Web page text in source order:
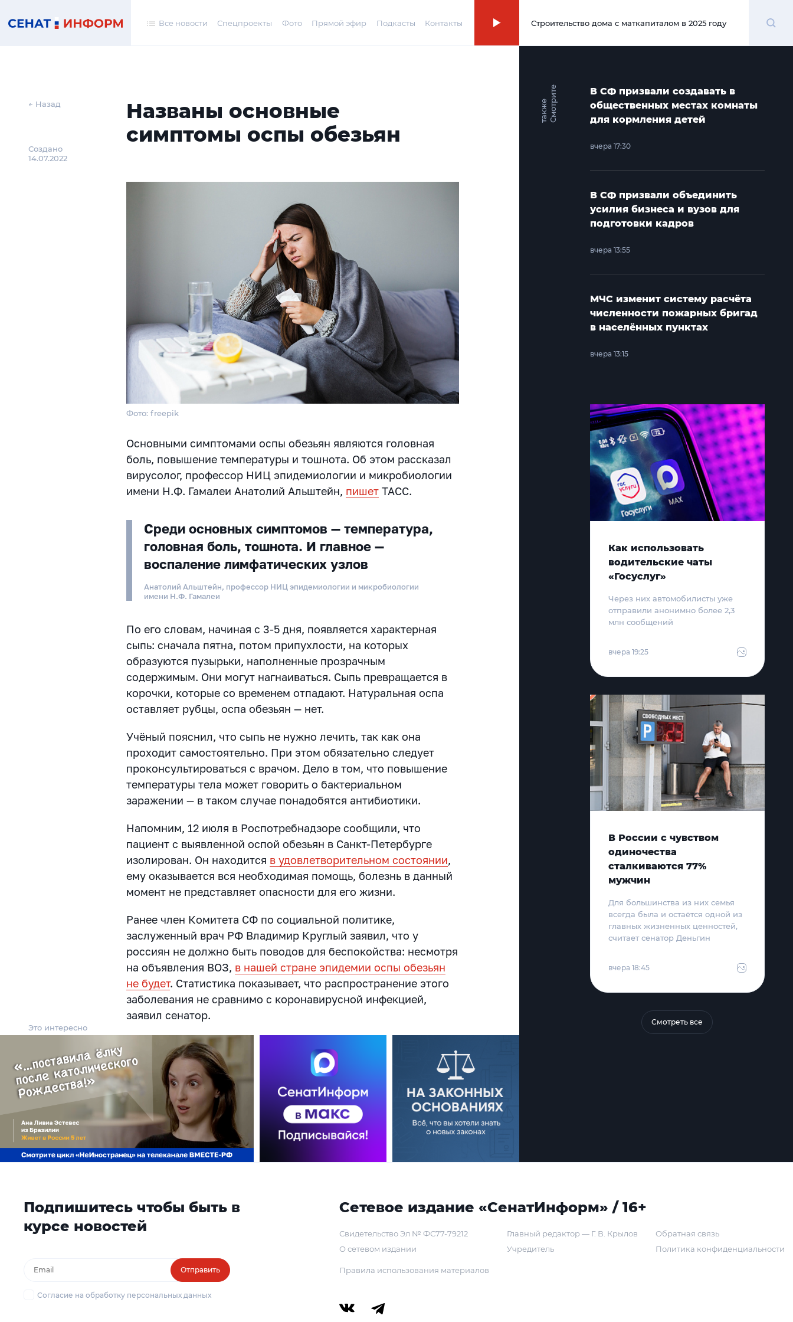
Все новости Спецпроекты Фото Прямой эфир Подкасты Контакты 00:00
Строительство дома с маткапиталом в 2025 году
← Назад
Создано
14.07.2022
Названы основные
симптомы оспы обезьян
Фото: freepik
Основными симптомами оспы обезьян являются головная
боль, повышение температуры и тошнота. Об этом рассказал
вирусолог, профессор НИЦ эпидемиологии и микробиологии
имени Н.Ф. Гамалеи Анатолий Альштейн, пишет ТАСС.
Среди основных симптомов — температура,
головная боль, тошнота. И главное —
воспаление лимфатических узлов
Анатолий Альштейн, профессор НИЦ эпидемиологии и микробиологии
имени Н.Ф. Гамалеи
По его словам, начиная с 3-5 дня, появляется характерная
сыпь: сначала пятна, потом припухлости, на которых
образуются пузырьки, наполненные прозрачным
содержимым. Они могут нагнаиваться. Сыпь превращается в
корочки, которые со временем отпадают. Натуральная оспа
оставляет рубцы, оспа обезьян — нет.
Учёный пояснил, что сыпь не нужно лечить, так как она
проходит самостоятельно. При этом обязательно следует
проконсультироваться с врачом. Дело в том, что повышение
температуры тела может говорить о бактериальном
заражении — в таком случае понадобятся антибиотики.
Напомним, 12 июля в Роспотребнадзоре сообщили, что
пациент с выявленной оспой обезьян в Санкт-Петербурге
изолирован. Он находится в удовлетворительном состоянии,
ему оказывается вся необходимая помощь, болезнь в данный
момент не представляет опасности для его жизни.
Ранее член Комитета СФ по социальной политике,
заслуженный врач РФ Владимир Круглый заявил, что у
россиян не должно быть поводов для беспокойства: несмотря
на объявления ВОЗ, в нашей стране эпидемии оспы обезьян
не будет. Статистика показывает, что распространение этого
заболевания не сравнимо с коронавирусной инфекцией,
заявил сенатор.
Это интересно
С
м
о
т
р и
т
е
т
а
к
ж
е
В СФ призвали создавать в
общественных местах комнаты
для кормления детей
вчера 17:30
В СФ призвали объединить
усилия бизнеса и вузов для
подготовки кадров
вчера 13:55
МЧС изменит систему расчёта
численности пожарных бригад
в населённых пунктах
вчера 13:15
Как использовать
водительские чаты
«Госуслуг»
Через них автомобилисты уже
отправили анонимно более 2,3
млн сообщений
вчера 19:25
В России с чувством
одиночества
сталкиваются 77%
мужчин
Для большинства из них семья
всегда была и остаётся одной из
главных жизненных ценностей,
считает сенатор Деньгин
вчера 18:45
Смотреть все
Подпишитесь чтобы быть в
курсе новостей
Отправить
Согласие на обработку персональных данных
Сетевое издание «СенатИнформ» / 16+
Свидетельство Эл № ФС77-79212
О сетевом издании
Главный редактор — Г. В. Крылов
Учредитель
Обратная связь
Политика конфиденциальности
Правила использования материалов